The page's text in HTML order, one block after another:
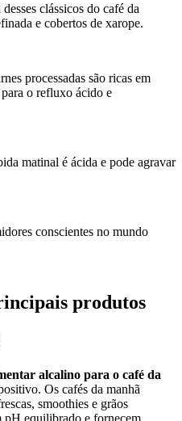
clássicos do café da
e cobertos de xarope.
processadas são ricas em
o refluxo ácido e
matinal é ácida e pode agravar
conscientes no mundo
produtos
alcalino para o café da
Os cafés da manhã
smoothies e grãos